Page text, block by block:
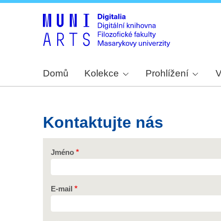
Domů Kolekce Prohlížení
Kontaktujte nás
Jméno
E-mail